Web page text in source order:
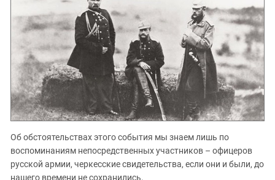
Об обстоятельствах этого события мы знаем лишь по
воспоминаниям непосредственных участников – офицеров
русской армии, черкесские свидетельства, если они и были, до
нашего времени не сохранились.